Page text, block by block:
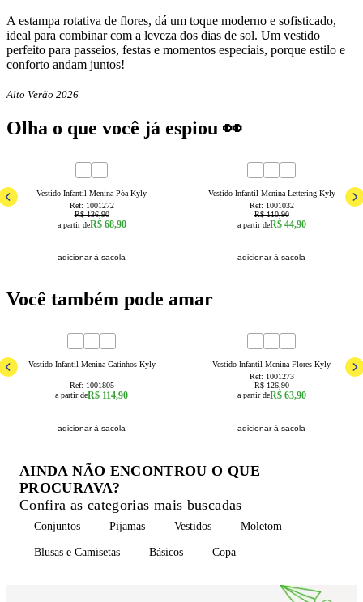
A estampa rotativa de flores, dá um toque moderno e sofisticado,
ideal para combinar com a leveza dos dias de sol. Um vestido
perfeito para passeios, festas e momentos especiais, porque estilo e
conforto andam juntos!
Alto Verão 2026
Olha o que você já espiou 👀
Vestido Infantil Menina Póa Kyly
Ref: 1001272
R$ 136,90
a partir deR$ 68,90
adicionar à sacola
Vestido Infantil Menina Lettering Kyly
Ref: 1001032
R$ 110,90
a partir deR$ 44,90
adicionar à sacola
Você também pode amar
Vestido Infantil Menina Gatinhos Kyly
Ref: 1001805
a partir deR$ 114,90
adicionar à sacola
Vestido Infantil Menina Flores Kyly
Ref: 1001273
R$ 126,90
a partir deR$ 63,90
adicionar à sacola
AINDA NÃO ENCONTROU O QUE
PROCURAVA?
Confira as categorias mais buscadas
Conjuntos Pijamas Vestidos Moletom
Blusas e Camisetas Básicos Copa